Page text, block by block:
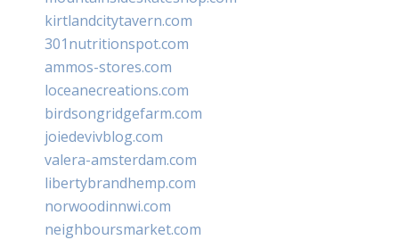
kirtlandcitytavern.com
301nutritionspot.com
ammos-stores.com
loceanecreations.com
birdsongridgefarm.com
joiedevivblog.com
valera-amsterdam.com
libertybrandhemp.com
norwoodinnwi.com
neighboursmarket.com